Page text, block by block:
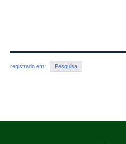
registrado em: Pesquisa